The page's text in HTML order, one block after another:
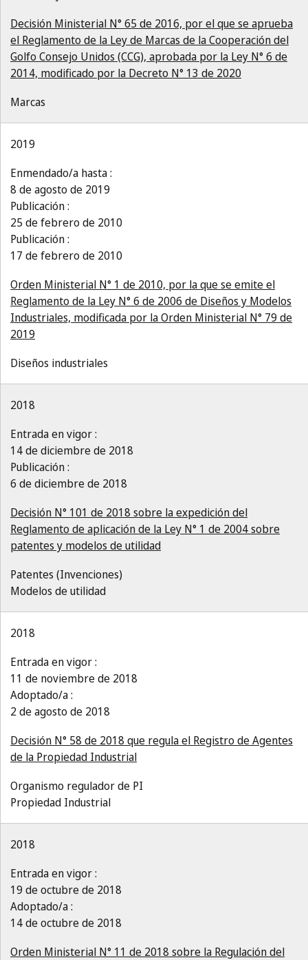
Decisión Ministerial N° 65 de 2016, por el que se aprueba
el Reglamento de la Ley de Marcas de la Cooperación del
Golfo Consejo Unidos (CCG), aprobada por la Ley N° 6 de
2014, modificado por la Decreto N° 13 de 2020
Marcas
2019
Enmendado/a hasta :
8 de agosto de 2019
Publicación :
25 de febrero de 2010
Publicación :
17 de febrero de 2010
Orden Ministerial N° 1 de 2010, por la que se emite el
Reglamento de la Ley N° 6 de 2006 de Diseños y Modelos
Industriales, modificada por la Orden Ministerial N° 79 de
2019
Diseños industriales
2018
Entrada en vigor :
14 de diciembre de 2018
Publicación :
6 de diciembre de 2018
Decisión N° 101 de 2018 sobre la expedición del
Reglamento de aplicación de la Ley N° 1 de 2004 sobre
patentes y modelos de utilidad
Patentes (Invenciones)
Modelos de utilidad
2018
Entrada en vigor :
11 de noviembre de 2018
Adoptado/a :
2 de agosto de 2018
Decisión N° 58 de 2018 que regula el Registro de Agentes
de la Propiedad Industrial
Organismo regulador de PI
Propiedad Industrial
2018
Entrada en vigor :
19 de octubre de 2018
Adoptado/a :
14 de octubre de 2018
Orden Ministerial N° 11 de 2018 sobre la Regulación del